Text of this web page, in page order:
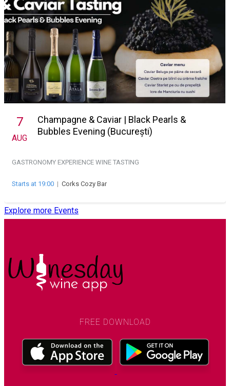
7
AUG
Champagne & Caviar | Black Pearls &
Bubbles Evening (București)
GASTRONOMY EXPERIENCE WINE TASTING
Starts at 19:00 | Corks Cozy Bar
Explore more Events
FREE DOWNLOAD